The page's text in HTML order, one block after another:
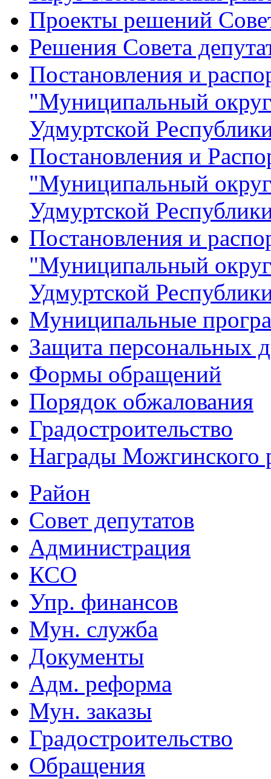
Проекты решений
Решения Совета
Постановления и
"Муниципальный
Удмуртской
Постановления и
"Муниципальный
Удмуртской
Постановления и
"Муниципальный
Удмуртской
Муниципальные
Защита персональных
Формы обращений
Порядок обжалования
Градостроительство
Награды Можгинского
Район
Совет депутатов
Администрация
КСО
Упр. финансов
Мун. служба
Документы
Адм. реформа
Мун. заказы
Градостроительство
Обращения